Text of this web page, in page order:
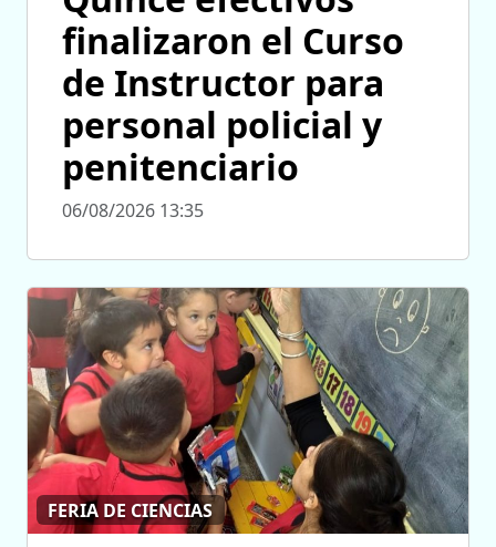
finalizaron el Curso
de Instructor para
personal policial y
penitenciario
06/08/2026 13:35
FERIA DE CIENCIAS